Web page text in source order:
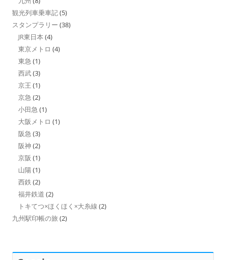
観光列車乗車記(5)
スタンプラリー (38)
JR東日本 (4)
東京メトロ (4)
東急 (1)
西武(3)
京王 (1)
京急 (2)
小田急 (1)
大阪メトロ (1)
阪急 (3)
阪神 (2)
京阪 (1)
山陽 (1)
西鉄 (2)
福井鉄道 (2)
トキてつ×ほくほく×大糸線 (2)
九州駅印帳の旅 (2)